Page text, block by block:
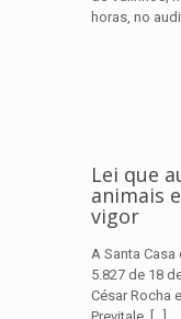
horas, no
Lei que
animais
vigor
A Santa
5.827 de 18
César Rocha